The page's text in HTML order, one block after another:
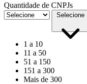
Quantidade de CNPJs
Selecione
1 a 10
11 a 50
51 a 150
151 a 300
Mais de 300